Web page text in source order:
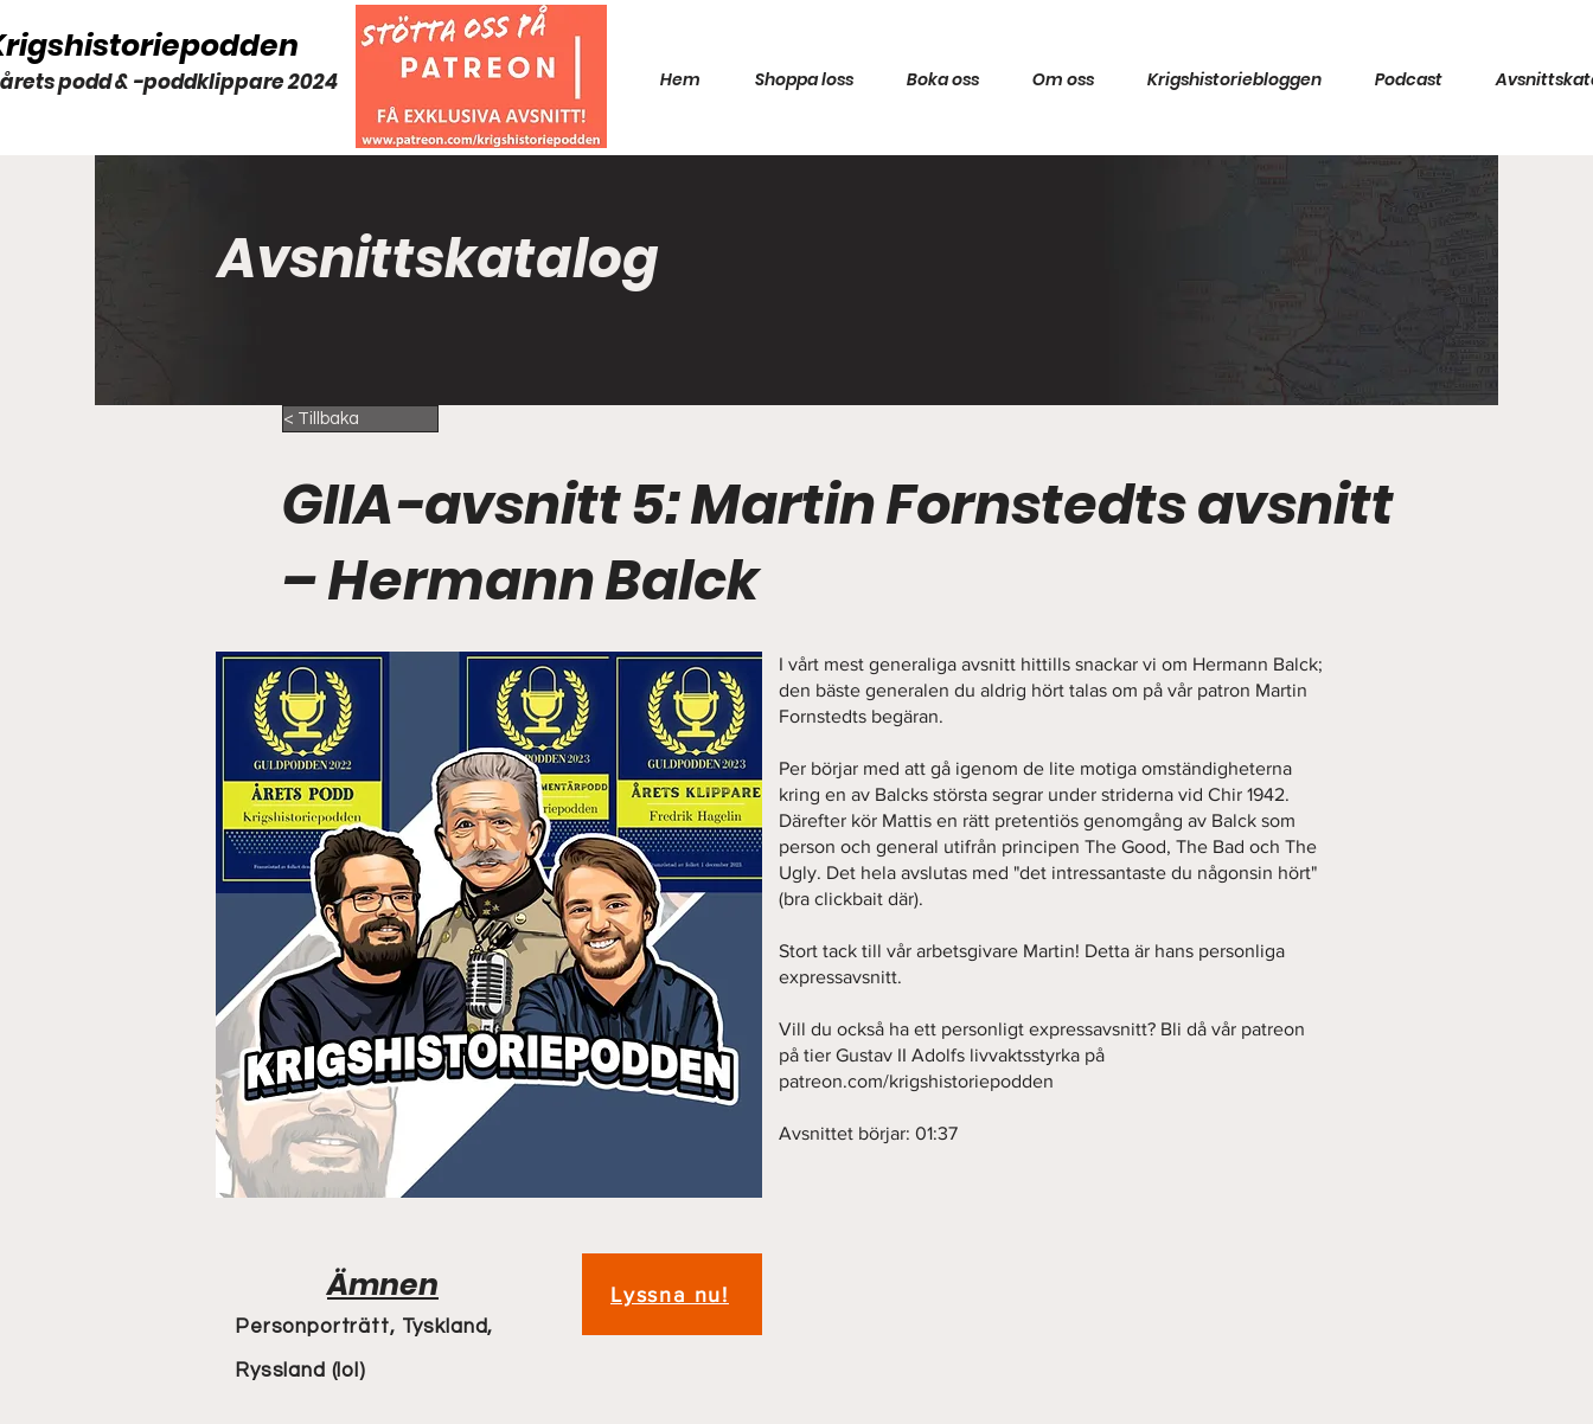
podd & -poddklippare 2024 Hem Shoppa loss Boka oss Om oss Krigshistoriebloggen Podcast
< Tillbaka
GIIA-avsnitt 5: Martin Fornstedts avsnitt
– Hermann Balck
Ämnen
Personporträtt, Tyskland,
Ryssland (lol)
Lyssna nu!
I vårt mest generaliga avsnitt hittills snackar vi om Hermann Balck;
den bäste generalen du aldrig hört talas om på vår patron Martin
Fornstedts begäran.
Per börjar med att gå igenom de lite motiga omständigheterna
kring en av Balcks största segrar under striderna vid Chir 1942.
Därefter kör Mattis en rätt pretentiös genomgång av Balck som
person och general utifrån principen The Good, The Bad och The
Ugly. Det hela avslutas med "det intressantaste du någonsin hört"
(bra clickbait där).
Stort tack till vår arbetsgivare Martin! Detta är hans personliga
expressavsnitt.
Vill du också ha ett personligt expressavsnitt? Bli då vår patreon
på tier Gustav II Adolfs livvaktsstyrka på
patreon.com/krigshistoriepodden
Avsnittet börjar: 01:37
Avsnittskatalog